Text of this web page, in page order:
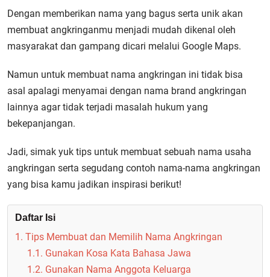
Dengan memberikan nama yang bagus serta unik akan
membuat angkringanmu menjadi mudah dikenal oleh
masyarakat dan gampang dicari melalui Google Maps.
Namun untuk membuat nama angkringan ini tidak bisa
asal apalagi menyamai dengan nama brand angkringan
lainnya agar tidak terjadi masalah hukum yang
bekepanjangan.
Jadi, simak yuk tips untuk membuat sebuah nama usaha
angkringan serta segudang contoh nama-nama angkringan
yang bisa kamu jadikan inspirasi berikut!
Daftar Isi
1. Tips Membuat dan Memilih Nama Angkringan
1.1. Gunakan Kosa Kata Bahasa Jawa
1.2. Gunakan Nama Anggota Keluarga